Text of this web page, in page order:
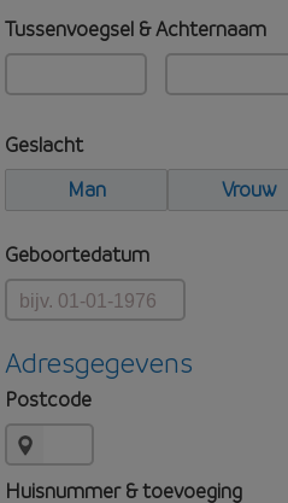
Tussenvoegsel & Achternaam
Geslacht
Man
Vrouw
Geboortedatum
Adresgegevens
Postcode
Huisnummer & toevoeging